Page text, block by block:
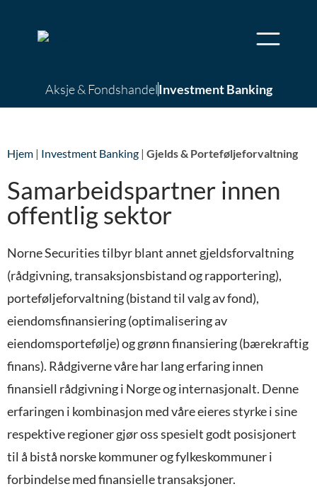
Aksje & FondshandelInvestment Banking
Hjem | Investment Banking | Gjelds & Porteføljeforvaltning
Samarbeidspartner innen
offentlig sektor
Norne Securities tilbyr blant annet gjeldsforvaltning
(rådgivning, transaksjonsbistand og rapportering),
porteføljeforvaltning (bistand til valg av fond),
eiendomsfinansiering (optimalisering av
eiendomsportefølje) og grønn finansiering (bærekraftig
finans). Rådgiverne våre har lang erfaring innen
finansiell rådgivning i Norge og internasjonalt. Denne
erfaringen i kombinasjon med våre eieres styrke i sine
respektive regioner gjør oss spesielt godt posisjonert
til å bistå norske kommuner og fylkeskommuner i
forbindelse med finansielle transaksjoner.